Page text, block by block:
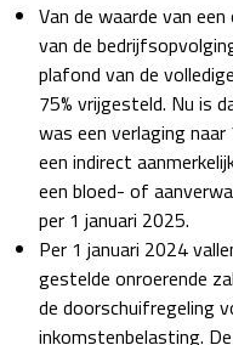
Van de waarde van
van de
plafond van de
75% vrijgesteld. Nu is
was een verlaging
een indirect
een bloed- of
per 1 januari 2025.
Per 1 januari 2024
gestelde onroerende
de doorschuifregeling
inkomstenbelasting.